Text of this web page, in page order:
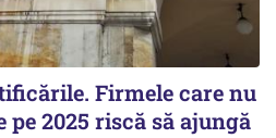
Firmele care nu
2025 riscă să ajungă